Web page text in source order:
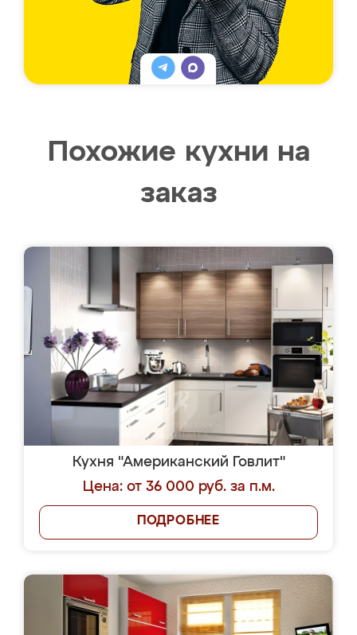
Похожие кухни на
заказ
Кухня "Американский Говлит"
Цена: от 36 000 руб. за п.м.
ПОДРОБНЕЕ